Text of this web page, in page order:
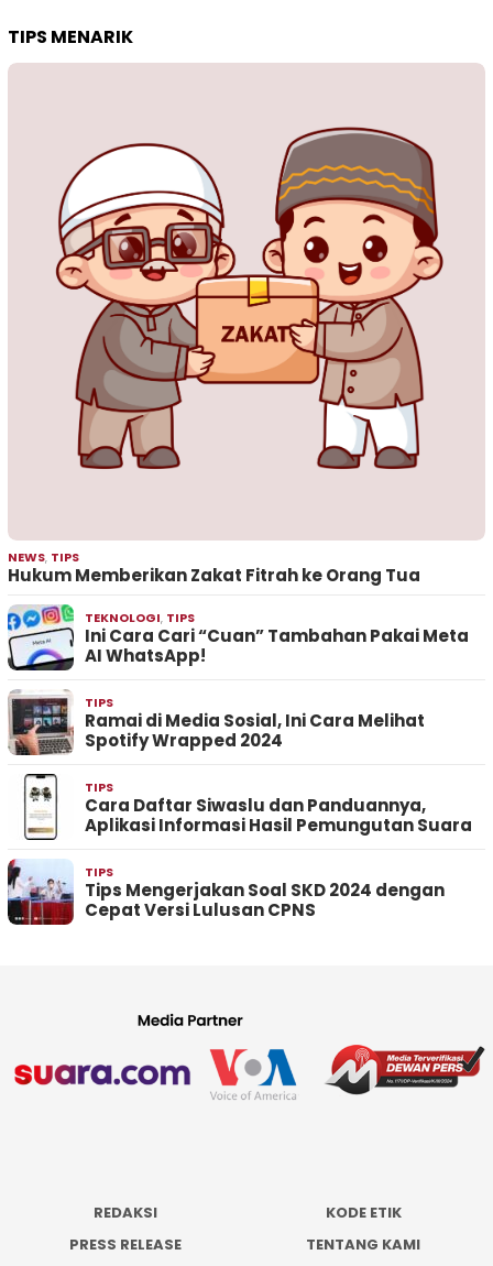
TIPS MENARIK
NEWS, TIPS
Hukum Memberikan Zakat Fitrah ke Orang Tua
TEKNOLOGI, TIPS
Ini Cara Cari “Cuan” Tambahan Pakai Meta
AI WhatsApp!
TIPS
Ramai di Media Sosial, Ini Cara Melihat
Spotify Wrapped 2024
TIPS
Cara Daftar Siwaslu dan Panduannya,
Aplikasi Informasi Hasil Pemungutan Suara
TIPS
Tips Mengerjakan Soal SKD 2024 dengan
Cepat Versi Lulusan CPNS
REDAKSI
KODE ETIK
PRESS RELEASE
TENTANG KAMI